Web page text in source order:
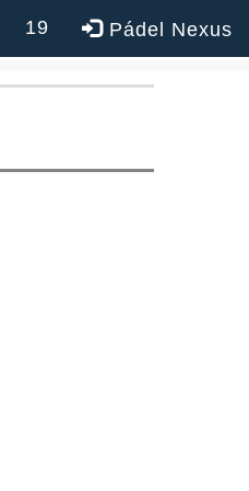
19 Pádel Nexus